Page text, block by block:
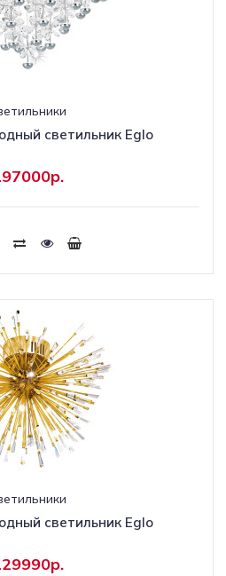
светильник Eglo
светильник Eglo